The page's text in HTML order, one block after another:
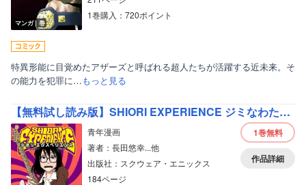
マンガ｜巻
1巻購入：720ポイント
特異形能に目覚めたアザーズと呼ばれる超人たちが活躍する近未来。そ
の能力を犯罪に…もっと見る
【無料試し読み版】SHIORI EXPERIENCE ジミなわたしとヘンなおじさん
青年漫画
著者：長田悠幸...他
出版社：スクウェア・エニックス
184ページ
1巻無料
作品詳細
ティーンズラブ
美女・美少女
女性写真集